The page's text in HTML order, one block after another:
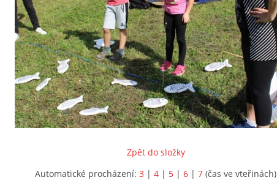
Zpět do složky
Automatické procházení: 3 | 4 | 5 | 6 | 7 (čas ve vteřinách)